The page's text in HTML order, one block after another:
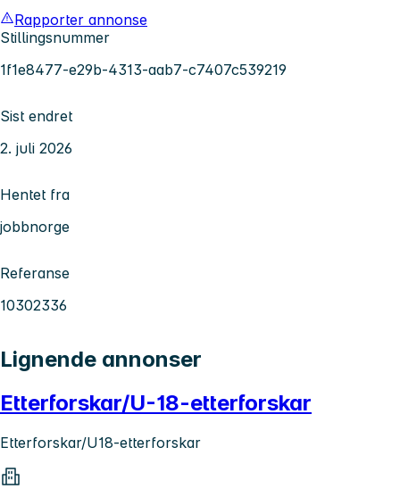
Rapporter annonse
Stillingsnummer
1f1e8477-e29b-4313-aab7-c7407c539219
Sist endret
2. juli 2026
Hentet fra
jobbnorge
Referanse
10302336
Lignende annonser
Etterforskar/U-18-etterforskar
Etterforskar/U18-etterforskar